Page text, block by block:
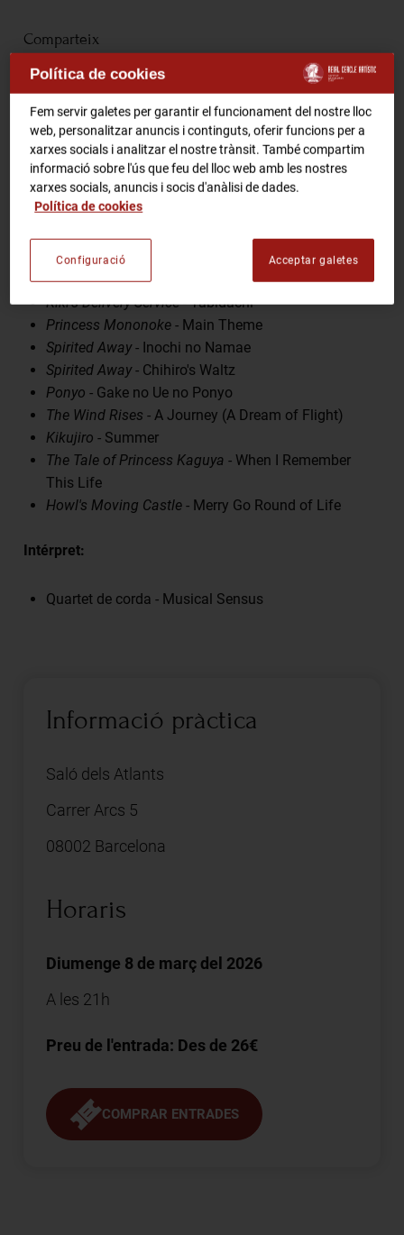
RCA Radio
Gastronomic Experience 360º
Entrades Esdeveniments
Comparteix
Programa
Nausicaa of the Valley of the Wind - Kaze no Tani
Laputa: Castle in the Sky
My Neighbour Totoro
- Kaze no Toori Michi
My Neighbour Totoro
Kiki's Delivery Service
- Umi no Mieru Machi
Kiki's Delivery Service - Tabidachi
Princess Mononoke - Main Theme
Spirited Away - Inochi no Namae
Spirited Away - Chihiro's Waltz
Ponyo - Gake no Ue no Ponyo
The Wind Rises - A Journey (A Dream of Flight)
Kikujiro - Summer
The Tale of Princess Kaguya - When I Remember
This Life
Howl's Moving Castle - Merry Go Round of Life
Intérpret:
Quartet de corda - Musical Sensus
Informació pràctica
Saló dels Atlants
Carrer Arcs 5
08002 Barcelona
Horaris
Diumenge 8 de març del 2026
A les 21h
Preu de l'entrada: Des de 26€
COMPRAR ENTRADES
Política de cookies
Fem servir galetes per garantir el funcionament del nostre lloc
web, personalitzar anuncis i continguts, oferir funcions per a
xarxes socials i analitzar el nostre trànsit. També compartim
informació sobre l'ús que feu del lloc web amb les nostres
xarxes socials, anuncis i socis d'anàlisi de dades.
Política de cookies
Acceptar galetes
Configuració